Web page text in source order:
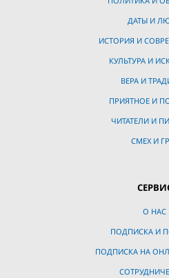
ДАТЫ И
ИСТОРИЯ И
КУЛЬТУРА И
ВЕРА И
ПРИЯТНОЕ И
ЧИТАТЕЛИ И
СМЕХ И
О НАС
ПОДПИСКА И
ПОДПИСКА НА